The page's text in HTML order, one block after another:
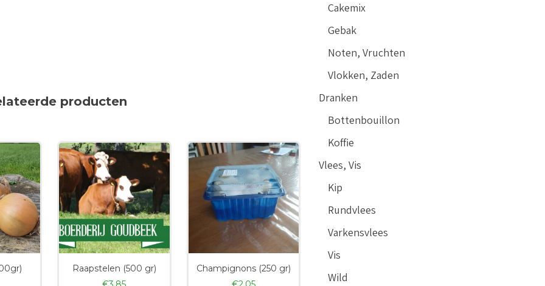
producten
Raapstelen (500 gr)
Champignons (250 gr)
Cakemix
Gebak
Noten, Vruchten
Vlokken, Zaden
Dranken
Bottenbouillon
Koffie
Vlees, Vis
Kip
Rundvlees
Varkensvlees
Vis
Wild